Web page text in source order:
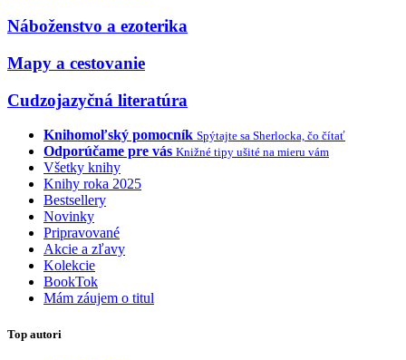
Náboženstvo a ezoterika
Mapy a cestovanie
Cudzojazyčná literatúra
Knihomoľský pomocník Spýtajte sa Sherlocka, čo čítať
Odporúčame pre vás Knižné tipy ušité na mieru vám
Všetky knihy
Knihy roka 2025
Bestsellery
Novinky
Pripravované
Akcie a zľavy
Kolekcie
BookTok
Mám záujem o titul
Top autori